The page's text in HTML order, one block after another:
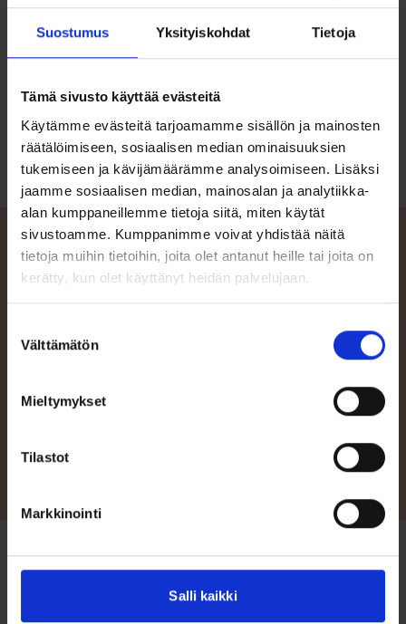
Suostumus Yksityiskohdat Tietoja
Tämä sivusto käyttää evästeitä
Käytämme evästeitä tarjoamamme sisällön ja mainosten
räätälöimiseen, sosiaalisen median ominaisuuksien
tukemiseen ja kävijämäärämme analysoimiseen. Lisäksi
jaamme sosiaalisen median, mainosalan ja analytiikka-
alan kumppaneillemme tietoja siitä, miten käytät
sivustoamme. Kumppanimme voivat yhdistää näitä
tietoja muihin tietoihin, joita olet antanut heille tai joita on
kerätty, kun olet käyttänyt heidän palvelujaan.
valinta
Välttämätön
Mieltymykset
Tilastot
Markkinointi
Salli kaikki
Terhi Nordic 6020 C -pulpettivene on kalastajien suursuosikki.
Esikuviensa tavoin tällä veneellä voi lähteä vesille turvallisin mielin
säällä kuin säällä. Mikäli istumatilaa tarvitaan enemmän,
sivulaatikon kansi taittuu kätevästi penkiksi veneen keskelle.
ja kulkuvalovalmius. Vene on myös mainio yhteysvenekäytössä.
Ota yhteyttä
Mikäli kaipaat apua veneen tai varusteen valintaan, tai haluat
pyytää veneestä/venepaketista tarjouksen, voit aina kääntyä
asiantuntevien Terhi-jälleenmyyjiemme puoleen. Katso tästä
Säilytyspeitto (Nordic C)